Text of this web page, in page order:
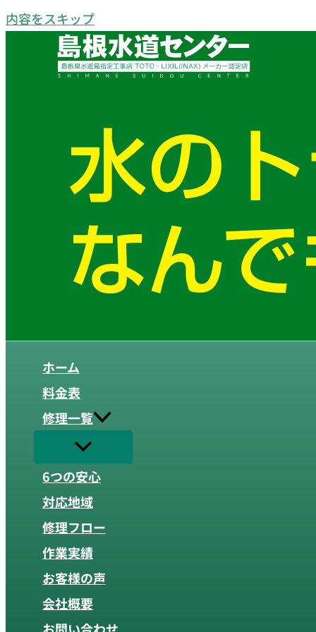
内容をスキップ
ホーム
料金表
修理一覧
6つの安心
対応地域
修理フロー
作業実績
お客様の声
会社概要
お問い合わせ